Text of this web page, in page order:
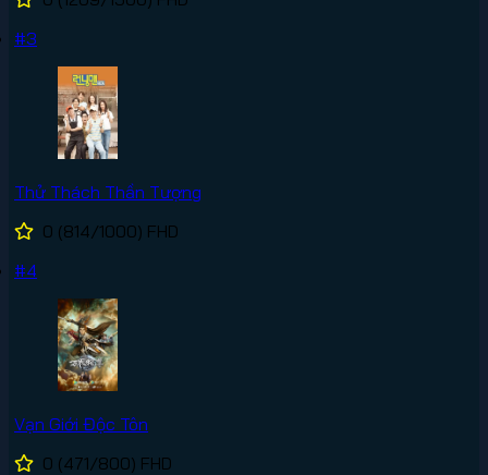
#3
Thử Thách Thần Tượng
0 (814/1000) FHD
#4
Vạn Giới Độc Tôn
0 (471/800) FHD